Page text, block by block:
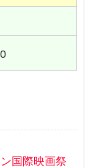
国際映画祭